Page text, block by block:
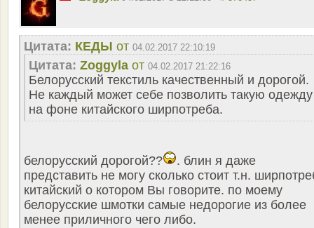
Цитата: КЕДЫ от 04.02.2017 22:10:19
Цитата: Zoggyla от 04.02.2017 21:22:16
Белорусский текстиль качественный и дорогой.
Не каждый может себе позволить такую одежду
на фоне китайского ширпотреба.
белорусский дорогой??
. блин я даже
представить не могу сколько стоит т.н.
китайский о котором Вы говорите. по моему
белорусские шмотки самые недорогие из более
менее приличного чего либо.